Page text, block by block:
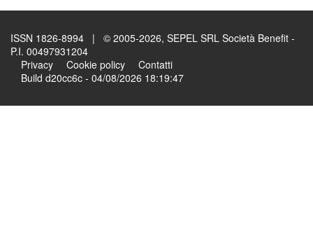
ISSN 1826-8994 | © 2005-2026, SEPEL SRL Società Benefit -
P.I. 00497931204
Privacy
Cookie policy
Contatti
Build d20cc6c - 04/08/2026 18:19:47